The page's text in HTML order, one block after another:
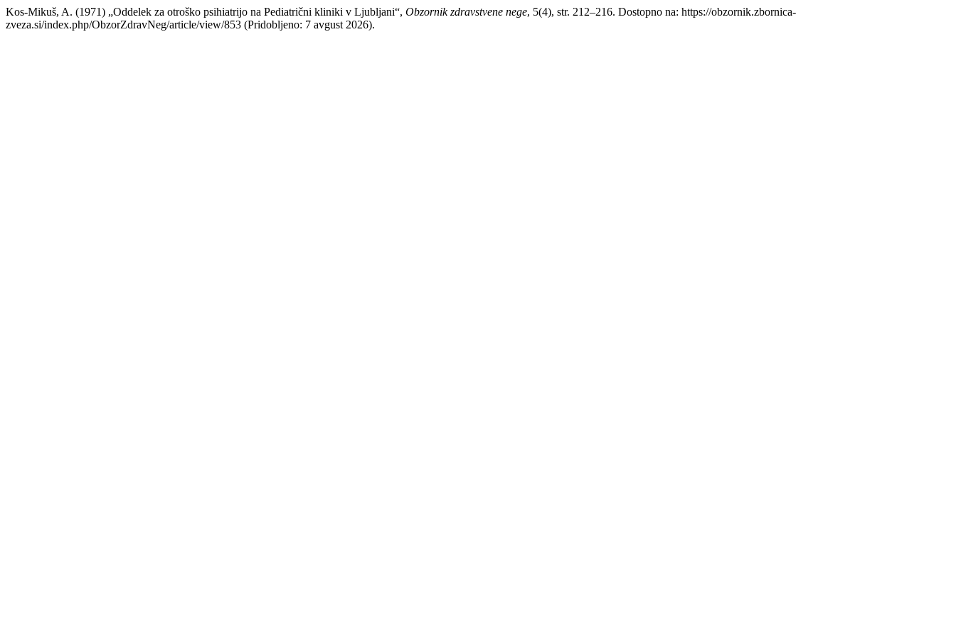
Kos-Mikuš, A. (1971) „Oddelek za otroško psihiatrijo na Pediatrični kliniki v Ljubljani“, Obzornik zdravstvene nege, 5(4), str. 212–216. Dostopno na: https://obzornik.zbornica-
zveza.si/index.php/ObzorZdravNeg/article/view/853 (Pridobljeno: 7 avgust 2026).